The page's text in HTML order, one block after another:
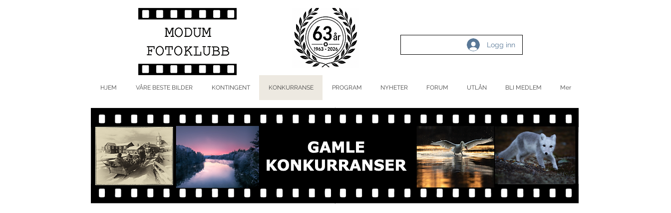
Logg inn
HJEM VÅRE BESTE BILDER KONTINGENT KONKURRANSE PROGRAM NYHETER FORUM UTLÅN BLI MEDLEM Mer